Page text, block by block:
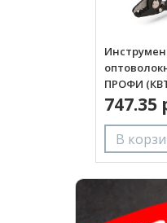
ПРОФИ
747.35